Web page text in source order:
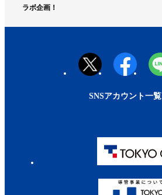
ラボ企画！
SNSアカウント一覧